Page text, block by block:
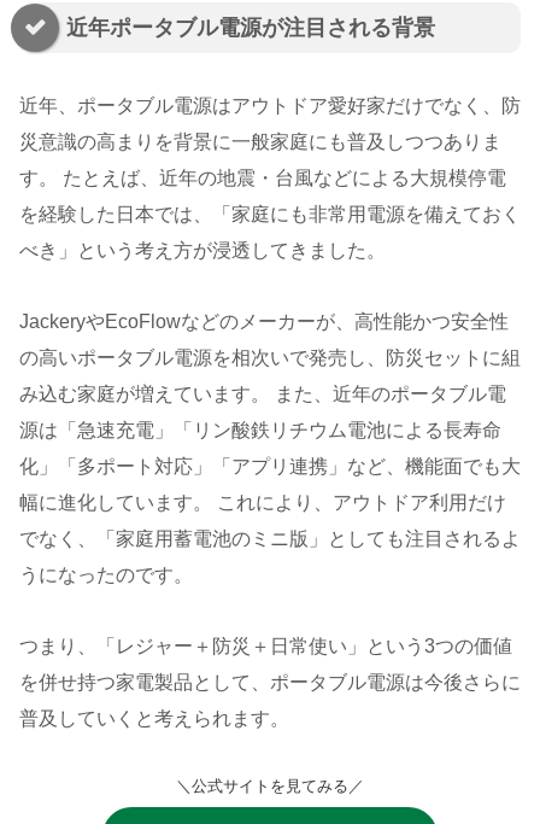
近年ポータブル電源が注目される背景
近年、ポータブル電源はアウトドア愛好家だけでなく、防
災意識の高まりを背景に一般家庭にも普及しつつありま
す。 たとえば、近年の地震・台風などによる大規模停電
を経験した日本では、「家庭にも非常用電源を備えておく
べき」という考え方が浸透してきました。
JackeryやEcoFlowなどのメーカーが、高性能かつ安全性
の高いポータブル電源を相次いで発売し、防災セットに組
み込む家庭が増えています。 また、近年のポータブル電
源は「急速充電」「リン酸鉄リチウム電池による長寿命
化」「多ポート対応」「アプリ連携」など、機能面でも大
幅に進化しています。 これにより、アウトドア利用だけ
でなく、「家庭用蓄電池のミニ版」としても注目されるよ
うになったのです。
つまり、「レジャー＋防災＋日常使い」という3つの価値
を併せ持つ家電製品として、ポータブル電源は今後さらに
普及していくと考えられます。
＼公式サイトを見てみる／